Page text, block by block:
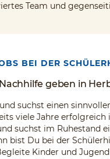
Team und
BEI DER
Nachhilfe geben in
suchst einen
viele Jahre
suchst im Ruhestand
bist Du bei der
Kinder und